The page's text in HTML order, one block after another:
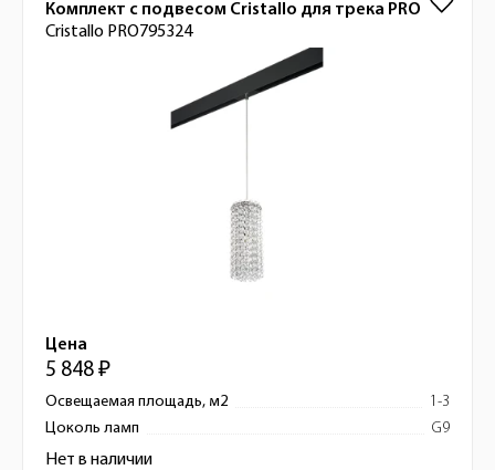
Комплект с подвесом Cristallo для трека PRO
Cristallo PRO795324
Цена
5 848 ₽
Освещаемая площадь, м2
1-3
Цоколь ламп
G9
Нет в наличии